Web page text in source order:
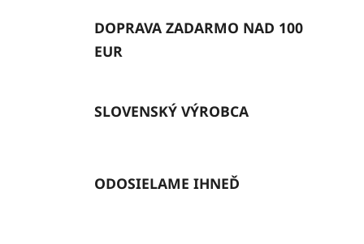
DOPRAVA ZADARMO NAD 100
EUR
SLOVENSKÝ VÝROBCA
ODOSIELAME IHNEĎ